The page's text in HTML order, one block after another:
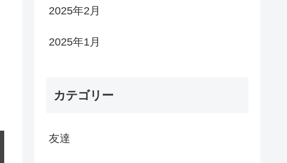
2025年2月
2025年1月
カテゴリー
友達